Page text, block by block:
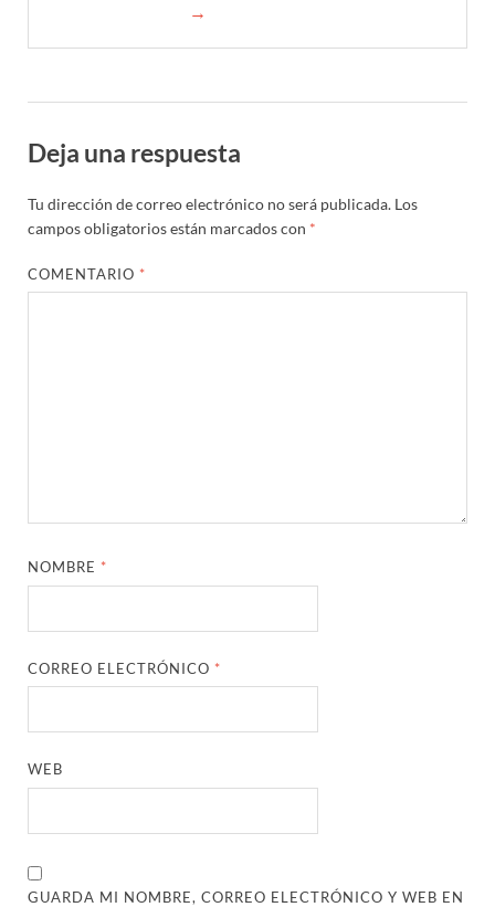
→
Deja una respuesta
Tu dirección de correo electrónico no será publicada. Los
campos obligatorios están marcados con *
COMENTARIO *
NOMBRE *
CORREO ELECTRÓNICO *
WEB
GUARDA MI NOMBRE, CORREO ELECTRÓNICO Y WEB EN